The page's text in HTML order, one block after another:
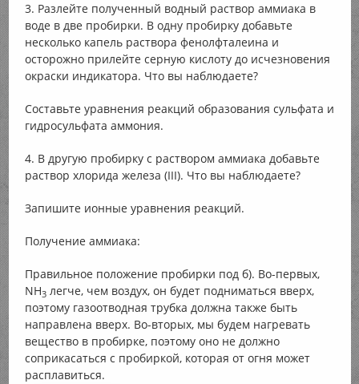
3. Разлейте полученный водный раствор аммиака в
воде в две пробирки. В одну пробирку добавьте
несколько капель раствора фенолфталеина и
осторожно прилейте серную кислоту до исчезновения
окраски индикатора. Что вы наблюдаете?
Составьте уравнения реакций образования сульфата и
гидросульфата аммония.
4. В другую пробирку с раствором аммиака добавьте
раствор хлорида железа (III). Что вы наблюдаете?
Запишите ионные уравнения реакций.
Получение аммиака:
Правильное положение пробирки под б). Во-первых,
NH3легче, чем воздух, он будет подниматься вверх,
поэтому газоотводная трубка должна также быть
направлена вверх. Во-вторых, мы будем нагревать
вещество в пробирке, поэтому оно не должно
соприкасаться с пробиркой, которая от огня может
расплавиться.